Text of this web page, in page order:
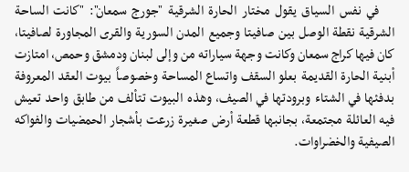
في نفس السياق يقول مختار الحارة الشرقية "جورج سمعان": "كانت الساحة
الشرقية نقطة الوصل بين صافيتا وجميع المدن السورية والقرى المجاورة لصافيتا،
كان فيها كراج سمعان وكانت وجهة سياراته من وإلى لبنان ودمشق وحمص، امتازت
أبنية الحارة القديمة بعلو السقف واتساع المساحة وخصوصاً بيوت العقد المعروفة
بدفئها في الشتاء وبرودتها في الصيف، وهذه البيوت تتألف من طابق واحد تعيش
فيه العائلة مجتمعة، بجانبها قطعة أرض صغيرة زرعت بأشجار الحمضيات والفواكه
الصيفية والخضراوات.